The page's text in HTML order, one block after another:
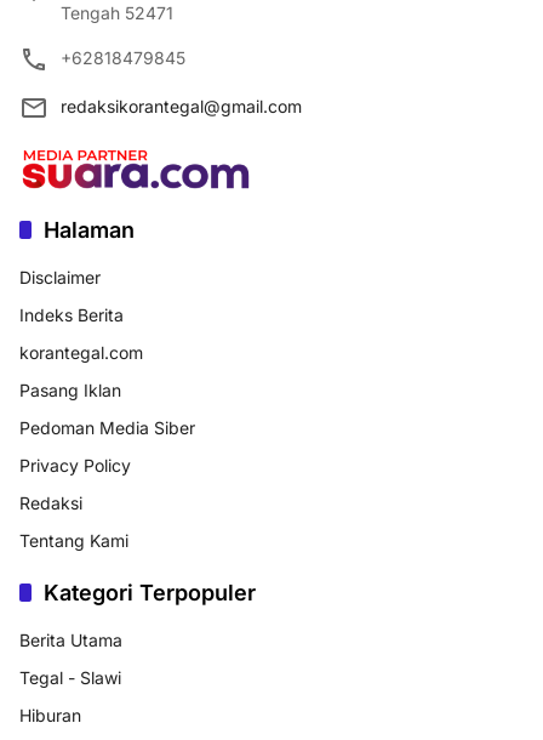
Tengah 52471
+62818479845
redaksikorantegal@gmail.com
Halaman
Disclaimer
Indeks Berita
korantegal.com
Pasang Iklan
Pedoman Media Siber
Privacy Policy
Redaksi
Tentang Kami
Kategori Terpopuler
Berita Utama
Tegal - Slawi
Hiburan